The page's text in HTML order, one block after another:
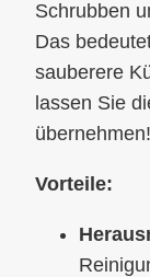
Schrubben
Das
sauberere
lassen Sie
übernehmen!
Vorteile: